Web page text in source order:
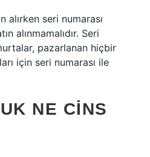
alırken seri numarası
alınmamalıdır. Seri
pazarlanan hiçbir
için seri numarası ile
NE CINS